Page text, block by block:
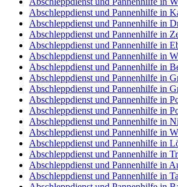
Abschleppdienst und Pannenhilfe in
Abschleppdienst und Pannenhilfe in
Abschleppdienst und Pannenhilfe in
Abschleppdienst und Pannenhilfe in
Abschleppdienst und Pannenhilfe in
Abschleppdienst und Pannenhilfe in
Abschleppdienst und Pannenhilfe in
Abschleppdienst und Pannenhilfe in
Abschleppdienst und Pannenhilfe in
Abschleppdienst und Pannenhilfe in
Abschleppdienst und Pannenhilfe in
Abschleppdienst und Pannenhilfe in
Abschleppdienst und Pannenhilfe in
Abschleppdienst und Pannenhilfe in
Abschleppdienst und Pannenhilfe in
Abschleppdienst und Pannenhilfe in